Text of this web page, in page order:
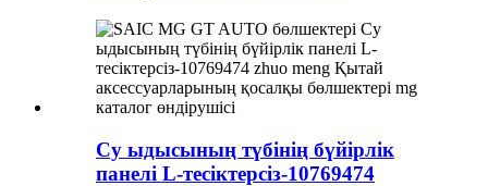
Су ыдысының түбінің бүйірлік
панелі L-тесіктерсіз-10769474